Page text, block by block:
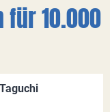
für 10.000